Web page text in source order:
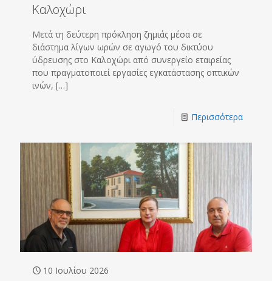
Καλοχώρι
Μετά τη δεύτερη πρόκληση ζημιάς μέσα σε
διάστημα λίγων ωρών σε αγωγό του δικτύου
ύδρευσης στο Καλοχώρι από συνεργείο εταιρείας
που πραγματοποιεί εργασίες εγκατάστασης οπτικών
ινών, […]
Περισσότερα
10 Ιουλίου 2026